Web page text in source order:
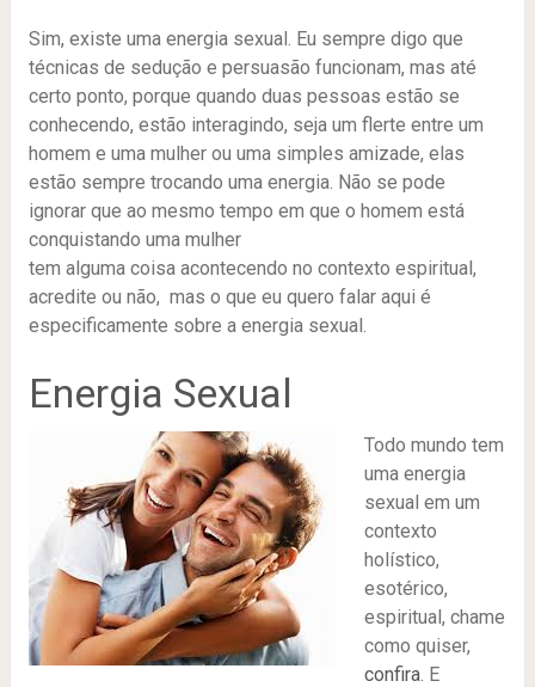
Sim, existe uma energia sexual. Eu sempre digo que
técnicas de sedução e persuasão funcionam, mas até
certo ponto, porque quando duas pessoas estão se
conhecendo, estão interagindo, seja um flerte entre um
homem e uma mulher ou uma simples amizade, elas
estão sempre trocando uma energia. Não se pode
ignorar que ao mesmo tempo em que o homem está
conquistando uma mulher
tem alguma coisa acontecendo no contexto espiritual,
acredite ou não, mas o que eu quero falar aqui é
especificamente sobre a energia sexual.
Energia Sexual
Todo mundo tem
uma energia
sexual em um
contexto
holístico,
esotérico,
espiritual, chame
como quiser,
confira. E